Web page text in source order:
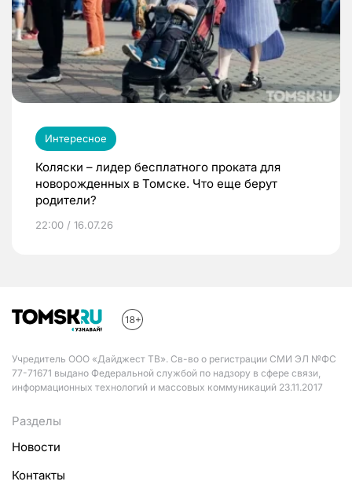
Интересное
Коляски – лидер бесплатного проката для
новорожденных в Томске. Что еще берут
родители?
22:00 / 16.07.26
Учредитель ООО «Дайджест ТВ». Св-во о регистрации СМИ ЭЛ №ФС
77-71671 выдано Федеральной службой по надзору в сфере связи,
информационных технологий и массовых коммуникаций 23.11.2017
Разделы
Новости
Контакты